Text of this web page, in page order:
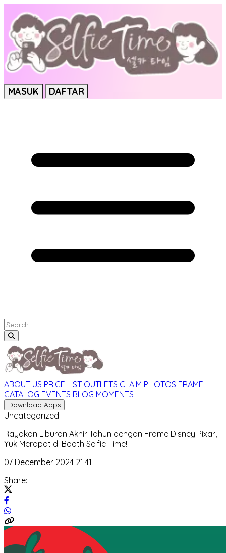
MASUK DAFTAR
ABOUT US PRICE LIST OUTLETS CLAIM PHOTOS FRAME
CATALOG EVENTS BLOG MOMENTS
Download Apps
Uncategorized
Rayakan Liburan Akhir Tahun dengan Frame Disney Pixar,
Yuk Merapat di Booth Selfie Time!
07 December 2024 21:41
Share: